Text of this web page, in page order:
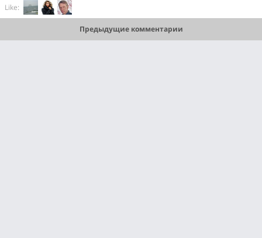
Like:
Предыдущие комментарии